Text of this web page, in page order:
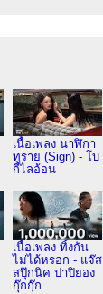
เนื้อเพลง นาฬิกา
ทราย (Sign) - โบ
กี้ไลอ้อน
เนื้อเพลง ทิ้งกัน
ไม่ได้หรอก - แจ๊ส
สปุ๊กนิค ปาปิยอง
กุ๊กกุ๊ก